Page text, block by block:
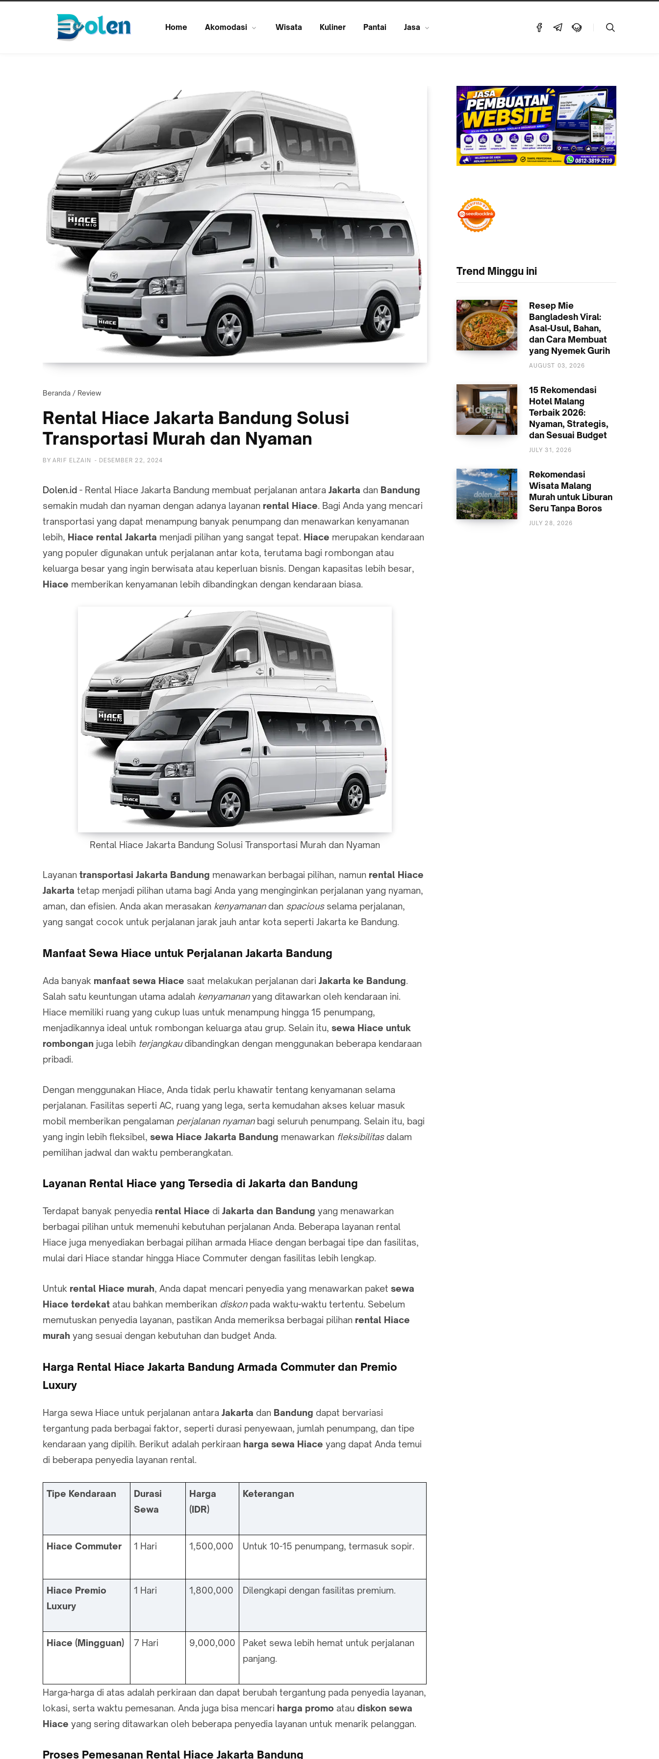
Home Akomodasi Wisata Kuliner Pantai Jasa
Beranda / Review
Rental Hiace Jakarta Bandung Solusi
Transportasi Murah dan Nyaman
BY ARIF ELZAIN - DESEMBER 22, 2024
Dolen.id - Rental Hiace Jakarta Bandung membuat perjalanan antara Jakarta dan Bandung
semakin mudah dan nyaman dengan adanya layanan rental Hiace. Bagi Anda yang mencari
transportasi yang dapat menampung banyak penumpang dan menawarkan kenyamanan
lebih, Hiace rental Jakarta menjadi pilihan yang sangat tepat. Hiace merupakan kendaraan
yang populer digunakan untuk perjalanan antar kota, terutama bagi rombongan atau
keluarga besar yang ingin berwisata atau keperluan bisnis. Dengan kapasitas lebih besar,
Hiace memberikan kenyamanan lebih dibandingkan dengan kendaraan biasa.
Rental Hiace Jakarta Bandung Solusi Transportasi Murah dan Nyaman
Layanan transportasi Jakarta Bandung menawarkan berbagai pilihan, namun rental Hiace
Jakarta tetap menjadi pilihan utama bagi Anda yang menginginkan perjalanan yang nyaman,
aman, dan efisien. Anda akan merasakan kenyamanandan spaciousselama perjalanan,
yang sangat cocok untuk perjalanan jarak jauh antar kota seperti Jakarta ke Bandung.
Manfaat Sewa Hiace untuk Perjalanan Jakarta Bandung
Ada banyak manfaat sewa Hiace saat melakukan perjalanan dari Jakarta ke Bandung.
Salah satu keuntungan utama adalah kenyamananyang ditawarkan oleh kendaraan ini.
Hiace memiliki ruang yang cukup luas untuk menampung hingga 15 penumpang,
menjadikannya ideal untuk rombongan keluarga atau grup. Selain itu, sewa Hiace untuk
rombongan juga lebih terjangkaudibandingkan dengan menggunakan beberapa kendaraan
pribadi.
Dengan menggunakan Hiace, Anda tidak perlu khawatir tentang kenyamanan selama
perjalanan. Fasilitas seperti AC, ruang yang lega, serta kemudahan akses keluar masuk
mobil memberikan pengalaman perjalanan nyamanbagi seluruh penumpang. Selain itu, bagi
yang ingin lebih fleksibel, sewa Hiace Jakarta Bandung menawarkan fleksibilitasdalam
pemilihan jadwal dan waktu pemberangkatan.
Layanan Rental Hiace yang Tersedia di Jakarta dan Bandung
Terdapat banyak penyedia rental Hiace di Jakarta dan Bandung yang menawarkan
berbagai pilihan untuk memenuhi kebutuhan perjalanan Anda. Beberapa layanan rental
Hiace juga menyediakan berbagai pilihan armada Hiace dengan berbagai tipe dan fasilitas,
mulai dari Hiace standar hingga Hiace Commuter dengan fasilitas lebih lengkap.
Untuk rental Hiace murah, Anda dapat mencari penyedia yang menawarkan paket sewa
Hiace terdekat atau bahkan memberikan diskonpada waktu-waktu tertentu. Sebelum
memutuskan penyedia layanan, pastikan Anda memeriksa berbagai pilihan rental Hiace
murah yang sesuai dengan kebutuhan dan budget Anda.
Harga Rental Hiace Jakarta Bandung Armada Commuter dan Premio
Luxury
Harga sewa Hiace untuk perjalanan antara Jakarta dan Bandung dapat bervariasi
tergantung pada berbagai faktor, seperti durasi penyewaan, jumlah penumpang, dan tipe
kendaraan yang dipilih. Berikut adalah perkiraan harga sewa Hiace yang dapat Anda temui
di beberapa penyedia layanan rental.
Tipe Kendaraan
Durasi
Sewa
Harga
(IDR)
Keterangan
Hiace Commuter 1 Hari 1,500,000 Untuk 10-15 penumpang, termasuk sopir.
Hiace Premio
Luxury
1 Hari 1,800,000 Dilengkapi dengan fasilitas premium.
Hiace (Mingguan) 7 Hari 9,000,000
Paket sewa lebih hemat untuk perjalanan
panjang.
Harga-harga di atas adalah perkiraan dan dapat berubah tergantung pada penyedia layanan,
lokasi, serta waktu pemesanan. Anda juga bisa mencari harga promo atau diskon sewa
Hiace yang sering ditawarkan oleh beberapa penyedia layanan untuk menarik pelanggan.
Proses Pemesanan Rental Hiace Jakarta Bandung
Trend Minggu ini
Resep Mie
Bangladesh Viral:
Asal-Usul, Bahan,
dan Cara Membuat
yang Nyemek Gurih
AUGUST 03, 2026
AKOMODASI
15 Rekomendasi
Hotel Malang
Terbaik 2026:
Nyaman, Strategis,
dan Sesuai Budget
JULY 31, 2026
Rekomendasi
Wisata Malang
Murah untuk Liburan
Seru Tanpa Boros
JULY 28, 2026